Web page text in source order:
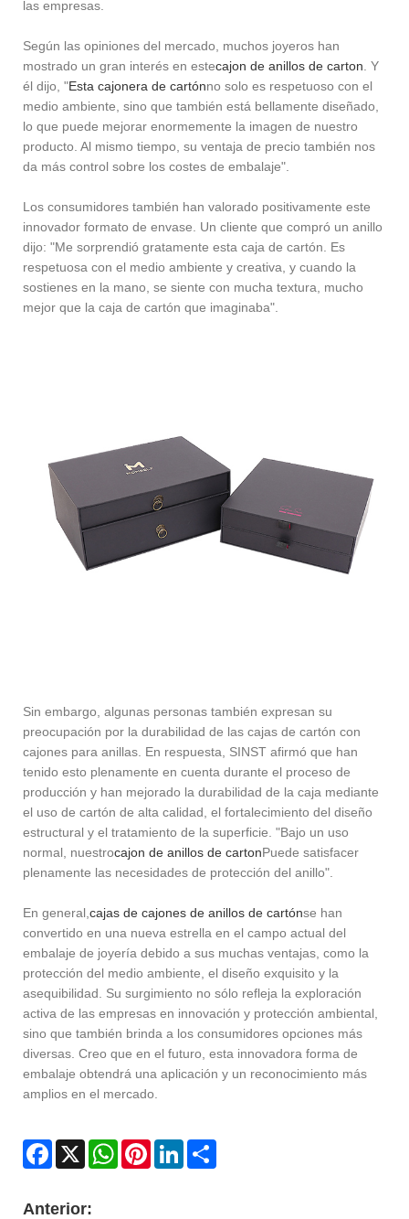
las empresas.
Según las opiniones del mercado, muchos joyeros han
mostrado un gran interés en estecajon de anillos de carton . Y
él dijo, "Esta cajonera de cartónno solo es respetuoso con el
medio ambiente, sino que también está bellamente diseñado,
lo que puede mejorar enormemente la imagen de nuestro
producto. Al mismo tiempo, su ventaja de precio también nos
da más control sobre los costes de embalaje".
Los consumidores también han valorado positivamente este
innovador formato de envase. Un cliente que compró un anillo
dijo: "Me sorprendió gratamente esta caja de cartón. Es
respetuosa con el medio ambiente y creativa, y cuando la
sostienes en la mano, se siente con mucha textura, mucho
mejor que la caja de cartón que imaginaba".
Sin embargo, algunas personas también expresan su
preocupación por la durabilidad de las cajas de cartón con
cajones para anillas. En respuesta, SINST afirmó que han
tenido esto plenamente en cuenta durante el proceso de
producción y han mejorado la durabilidad de la caja mediante
el uso de cartón de alta calidad, el fortalecimiento del diseño
estructural y el tratamiento de la superficie. "Bajo un uso
normal, nuestrocajon de anillos de cartonPuede satisfacer
plenamente las necesidades de protección del anillo".
En general, cajas de cajones de anillos de cartónse han
convertido en una nueva estrella en el campo actual del
embalaje de joyería debido a sus muchas ventajas, como la
protección del medio ambiente, el diseño exquisito y la
asequibilidad. Su surgimiento no sólo refleja la exploración
activa de las empresas en innovación y protección ambiental,
sino que también brinda a los consumidores opciones más
diversas. Creo que en el futuro, esta innovadora forma de
embalaje obtendrá una aplicación y un reconocimiento más
amplios en el mercado.
Facebook
X WhatsAppPinterestLinkedIn
Anterior: